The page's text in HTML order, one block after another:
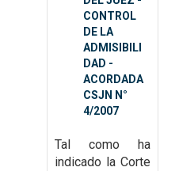
CONTROL
DE LA
ADMISIBILI
DAD -
ACORDADA
CSJN N°
4/2007
Tal como ha
indicado la Corte